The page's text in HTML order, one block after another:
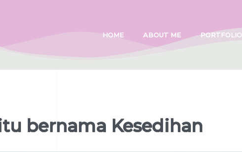
HOME ABOUT ME PORTFOLIO
bernama Kesedihan